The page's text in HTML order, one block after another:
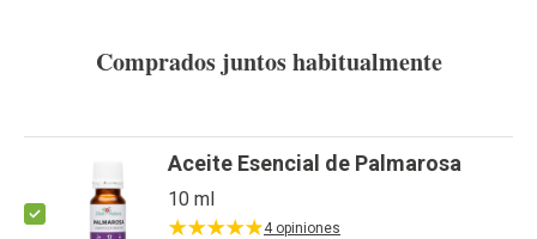
Comprados juntos habitualmente
Aceite Esencial de Palmarosa
10 ml
4 opiniones